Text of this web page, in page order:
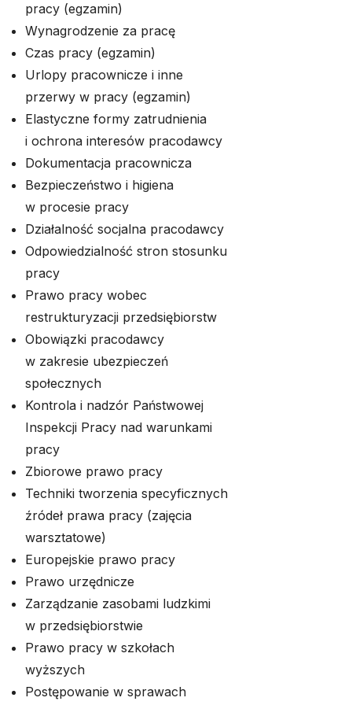
pracy (egzamin)
Wynagrodzenie za pracę
Czas pracy (egzamin)
Urlopy pracownicze i inne
przerwy w pracy (egzamin)
Elastyczne formy zatrudnienia
i ochrona interesów pracodawcy
Dokumentacja pracownicza
Bezpieczeństwo i higiena
w procesie pracy
Działalność socjalna pracodawcy
Odpowiedzialność stron stosunku
pracy
Prawo pracy wobec
restrukturyzacji przedsiębiorstw
Obowiązki pracodawcy
w zakresie ubezpieczeń
społecznych
Kontrola i nadzór Państwowej
Inspekcji Pracy nad warunkami
pracy
Zbiorowe prawo pracy
Techniki tworzenia specyficznych
źródeł prawa pracy (zajęcia
warsztatowe)
Europejskie prawo pracy
Prawo urzędnicze
Zarządzanie zasobami ludzkimi
w przedsiębiorstwie
Prawo pracy w szkołach
wyższych
Postępowanie w sprawach